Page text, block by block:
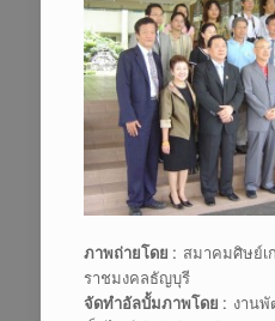
ภาพถ่ายโดย : สมาคมศิษย์เ
ราชมงคลธัญบุรี
จัดทำอัลบั้มภาพโดย : งาน